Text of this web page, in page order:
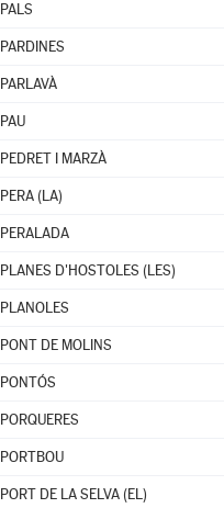
PALS
PARDINES
PARLAVÀ
PAU
PEDRET I MARZÀ
PERA (LA)
PERALADA
PLANES D'HOSTOLES (LES)
PLANOLES
PONT DE MOLINS
PONTÓS
PORQUERES
PORTBOU
PORT DE LA SELVA (EL)